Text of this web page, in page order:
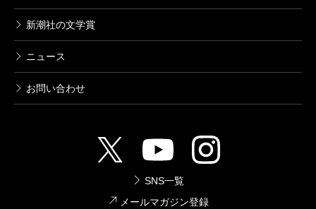
新潮社の文学賞
ニュース
お問い合わせ
SNS一覧
メールマガジン登録